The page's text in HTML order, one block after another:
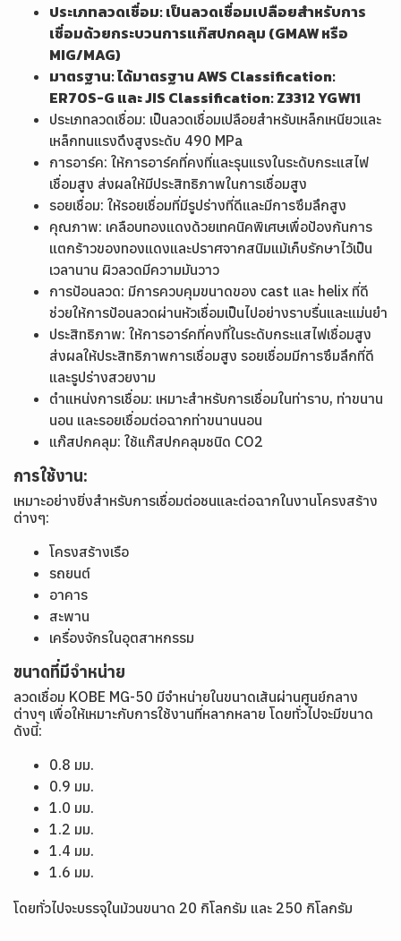
ประเภทลวดเชื่อม: เป็นลวดเชื่อมเปลือยสำหรับการ
เชื่อมด้วยกระบวนการแก๊สปกคลุม (GMAW หรือ
MIG/MAG)
มาตรฐาน: ได้มาตรฐาน AWS Classification:
ER70S-G และ JIS Classification: Z3312 YGW11
ประเภทลวดเชื่อม: เป็นลวดเชื่อมเปลือยสำหรับเหล็กเหนียวและ
เหล็กทนแรงดึงสูงระดับ 490 MPa
การอาร์ค: ให้การอาร์คที่คงที่และรุนแรงในระดับกระแสไฟ
เชื่อมสูง ส่งผลให้มีประสิทธิภาพในการเชื่อมสูง
รอยเชื่อม: ให้รอยเชื่อมที่มีรูปร่างที่ดีและมีการซึมลึกสูง
คุณภาพ: เคลือบทองแดงด้วยเทคนิคพิเศษเพื่อป้องกันการ
แตกร้าวของทองแดงและปราศจากสนิมแม้เก็บรักษาไว้เป็น
เวลานาน ผิวลวดมีความมันวาว
การป้อนลวด: มีการควบคุมขนาดของ cast และ helix ที่ดี
ช่วยให้การป้อนลวดผ่านหัวเชื่อมเป็นไปอย่างราบรื่นและแม่นยำ
ประสิทธิภาพ: ให้การอาร์คที่คงที่ในระดับกระแสไฟเชื่อมสูง
ส่งผลให้ประสิทธิภาพการเชื่อมสูง รอยเชื่อมมีการซึมลึกที่ดี
และรูปร่างสวยงาม
ตำแหน่งการเชื่อม: เหมาะสำหรับการเชื่อมในท่าราบ, ท่าขนาน
นอน และรอยเชื่อมต่อฉากท่าขนานนอน
แก๊สปกคลุม: ใช้แก๊สปกคลุมชนิด CO2
การใช้งาน:
เหมาะอย่างยิ่งสำหรับการเชื่อมต่อชนและต่อฉากในงานโครงสร้าง
ต่างๆ:
โครงสร้างเรือ
รถยนต์
อาคาร
สะพาน
เครื่องจักรในอุตสาหกรรม
ขนาดที่มีจำหน่าย
ลวดเชื่อม KOBE MG-50 มีจำหน่ายในขนาดเส้นผ่านศูนย์กลาง
ต่างๆ เพื่อให้เหมาะกับการใช้งานที่หลากหลาย โดยทั่วไปจะมีขนาด
ดังนี้:
0.8 มม.
0.9 มม.
1.0 มม.
1.2 มม.
1.4 มม.
1.6 มม.
โดยทั่วไปจะบรรจุในม้วนขนาด 20 กิโลกรัม และ 250 กิโลกรัม